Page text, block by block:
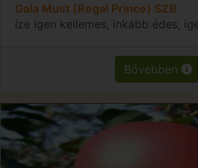
Gala Must (Regal Prince) SZB
íze igen kellemes, inkább édes,
Bővebben